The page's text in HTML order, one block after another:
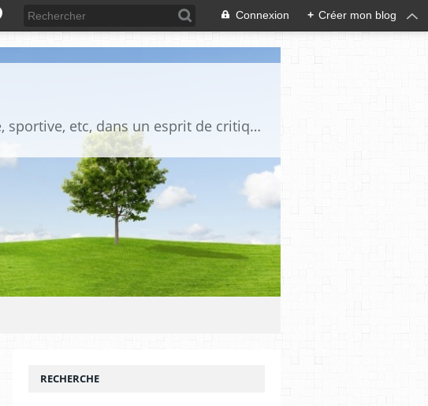
Connexion + Créer mon blog
Blog destiné à commenter l'actualité, politique, économique, culturelle, sportive, etc, dans un esprit de critique philosophique, d'esprit chrétien et français.La collaboration des lecteurs est souhaitée, de même que la courtoisie, et l'esprit de tolérance.
RECHERCHE